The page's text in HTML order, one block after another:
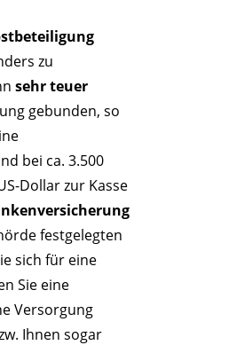
zu
sehr teuer
gebunden, so
bei ca. 3.500
Dollar zur Kasse
festgelegten
sich für eine
Sie eine
Versorgung
Ihnen sogar